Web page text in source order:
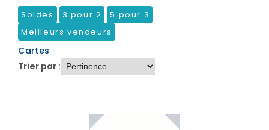
Soldes 3 pour 2
5 pour 3
Meilleurs vendeurs
Cartes
Trier par :